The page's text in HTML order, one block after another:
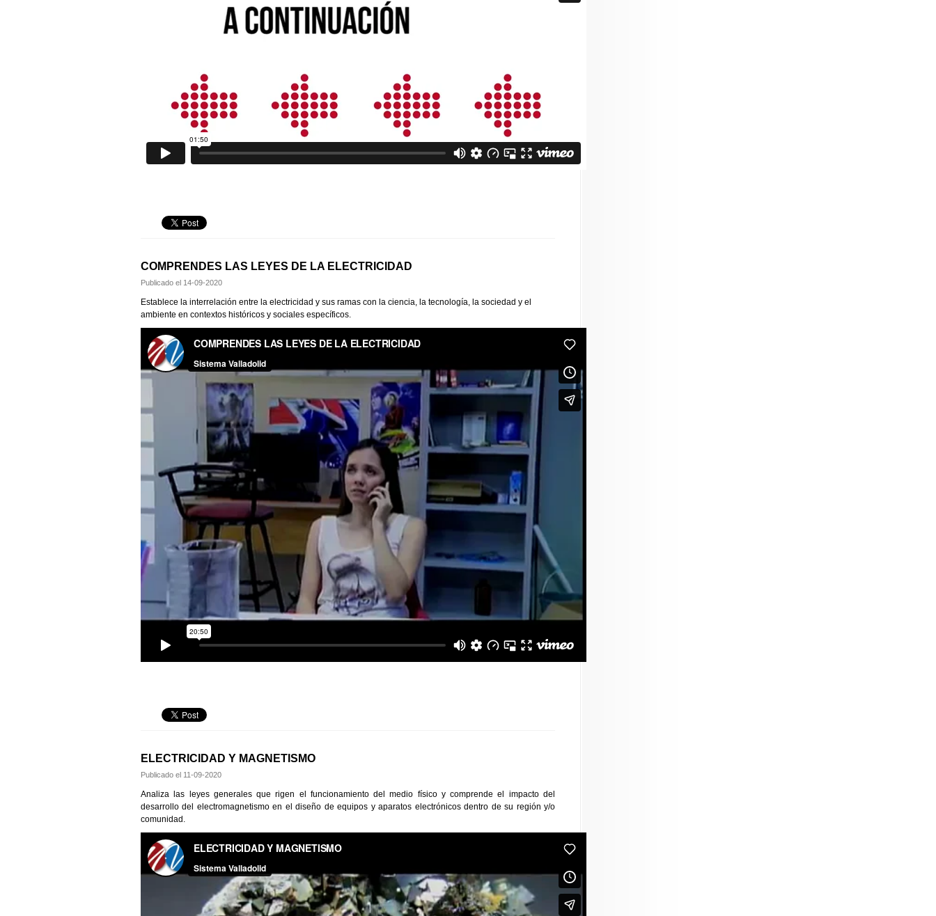
COMPRENDES LAS LEYES DE LA ELECTRICIDAD
Publicado el 14-09-2020
Establece la interrelación entre la electricidad y sus ramas con la ciencia, la tecnología, la sociedad y el
ambiente en contextos históricos y sociales específicos.
ELECTRICIDAD Y MAGNETISMO
Publicado el 11-09-2020
Analiza las leyes generales que rigen el funcionamiento del medio físico y comprende el impacto del
desarrollo del electromagnetismo en el diseño de equipos y aparatos electrónicos dentro de su región y/o
comunidad.